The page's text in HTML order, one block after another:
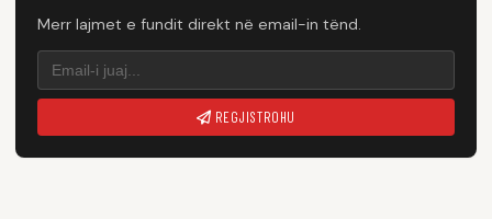
Merr lajmet e fundit direkt në email-in tënd.
REGJISTROHU